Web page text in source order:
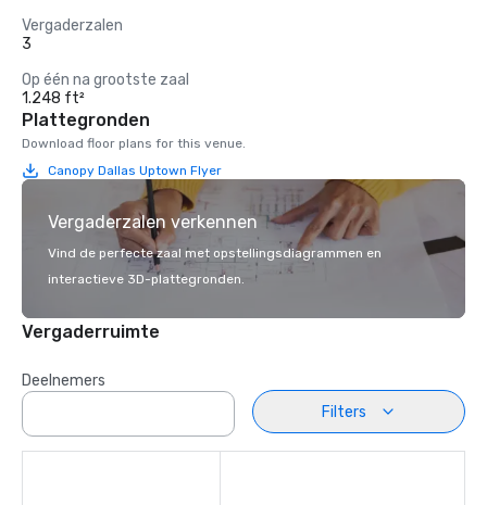
Vergaderzalen
3
Op één na grootste zaal
1.248 ft²
Plattegronden
Download floor plans for this venue.
Canopy Dallas Uptown Flyer
Vergaderzalen verkennen
Vind de perfecte zaal met opstellingsdiagrammen en
interactieve 3D-plattegronden.
Vergaderruimte
Deelnemers
Filters